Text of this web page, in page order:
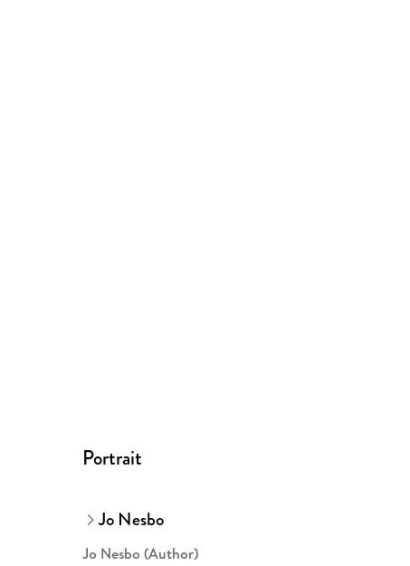
Portrait
Jo Nesbo
Jo Nesbo (Author)